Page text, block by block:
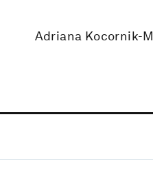
Adriana Kocornik-